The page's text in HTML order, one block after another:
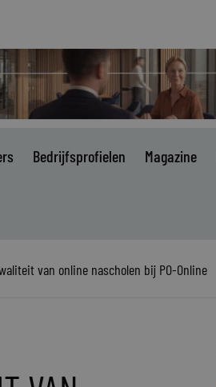
Bedrijfsprofielen Magazine
van online nascholen bij PO-Online